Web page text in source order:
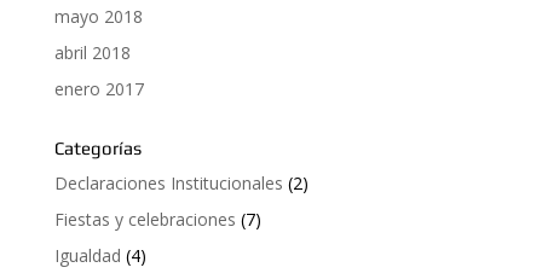
mayo 2018
abril 2018
enero 2017
Categorías
Declaraciones Institucionales (2)
Fiestas y celebraciones (7)
Igualdad (4)